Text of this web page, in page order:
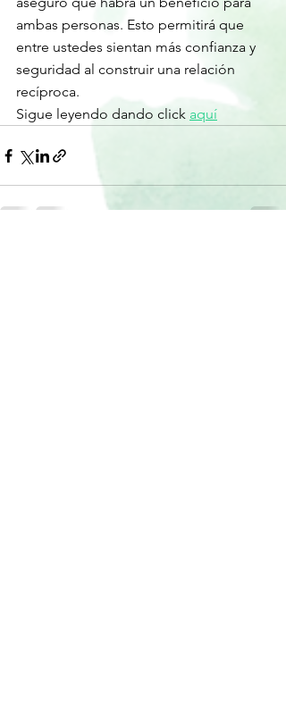
ambas personas. Esto permitirá que
entre ustedes sientan más confianza y
seguridad al construir una relación
recíproca.
Sigue leyendo dando click aquí